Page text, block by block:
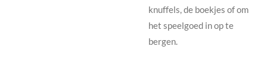
knuffels, de boekjes of om
het speelgoed in op te
bergen.